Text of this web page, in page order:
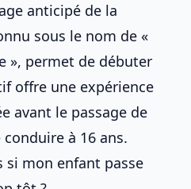
anticipé de la
sous le nom de «
», permet de débuter
offre une expérience
avant le passage de
conduire à 16 ans.
si mon enfant passe